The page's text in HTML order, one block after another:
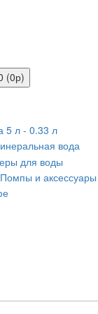
(0р)
5 л - 0.33 л
вода
для воды
Помпы и аксессуары